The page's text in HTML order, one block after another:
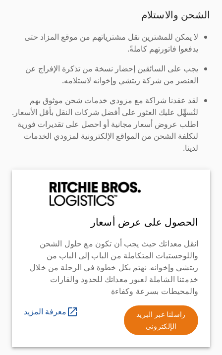
الشحن والاستلام
لا يمكن للمشترين نقل مشترياتهم من موقع المزاد حتى
يدفعوا فاتورتهم كاملةً.
يجب على السائقين إحضار نسخة من تذكرة الإفراج عن
العنصر من شركة ريتشي وإخوانه لاستلامه.
لقد عقدنا شراكة مع مزودي خدمات شحن موثوق بهم
لنُسهِّل عليك العثور على أفضل شركات النقل بأقل الأسعار.
اطلب عروض أسعار مجانية أو احصل على تقديرات فورية
لتكلفة الشحن من المواقع الإلكترونية لمزودي الخدمات
لدينا.
الحصول على عرض أسعار
انقل معداتك حيث يجب أن تكون مع حلول الشحن
واللوجستيات المتكاملة من الباب إلى الباب من
ريتشي وإخوانه. نهتم بكل خطوة في الرحلة من خلال
خدمتنا الشاملة لعبور معداتك للحدود والقارات
والمحيطات بسرعة وكفاءة
راسلنا عبر البريد
الإلكتروني
معرفة المزيد